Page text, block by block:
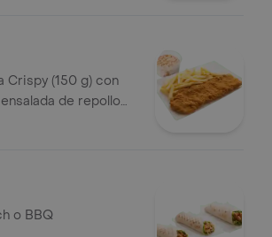
Crispy (150 g) con
de repollo
papas a la francesa
o BBQ